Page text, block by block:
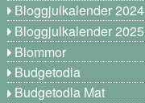
Bloggjulkalender 2024
Bloggjulkalender 2025
Blommor
Budgetodla
Budgetodla Mat